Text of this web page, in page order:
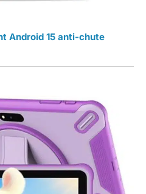
Android 15 anti-chute